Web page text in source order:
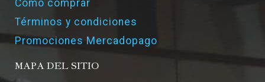
Como comprar
Términos y condiciones
Promociones Mercadopago
MAPA DEL SITIO